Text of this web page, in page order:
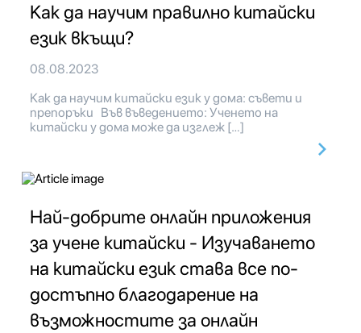
Как да научим правилно китайски
език вкъщи?
08.08.2023
Как да научим китайски език у дома: съвети и
препоръки Във въведението: Ученето на
китайски у дома може да изглеж […]
Най-добрите онлайн приложения
за учене китайски - Изучаването
на китайски език става все по-
достъпно благодарение на
възможностите за онлайн